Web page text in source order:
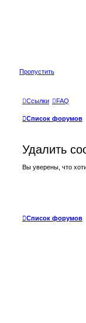
Пропустить
Ссылки FAQ
Список форумов
Удалить
Вы уверены, что
Список форумов